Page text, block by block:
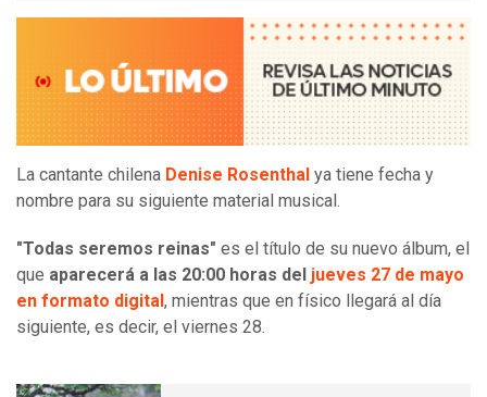
La cantante chilena Denise Rosenthal ya tiene fecha y
nombre para su siguiente material musical.
"Todas seremos reinas" es el título de su nuevo álbum, el
que aparecerá a las 20:00 horas del jueves 27 de mayo
en formato digital , mientras que en físico llegará al día
siguiente, es decir, el viernes 28.